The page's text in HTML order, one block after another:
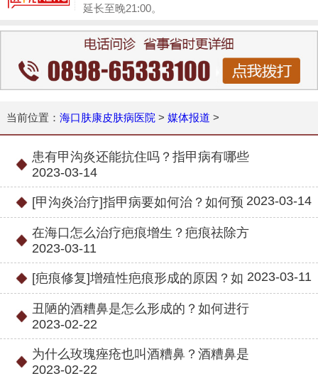
延长至晚21:00。
当前位置： 海口肤康皮肤病医院 > 媒体报道 >
患有甲沟炎还能抗住吗？指甲病有哪些
2023-03-14
[甲沟炎治疗]指甲病要如何治？如何预 2023-03-14
在海口怎么治疗疤痕增生？疤痕祛除方
2023-03-11
[疤痕修复]增殖性疤痕形成的原因？如 2023-03-11
丑陋的酒糟鼻是怎么形成的？如何进行
2023-02-22
为什么玫瑰痤疮也叫酒糟鼻？酒糟鼻是
2023-02-22